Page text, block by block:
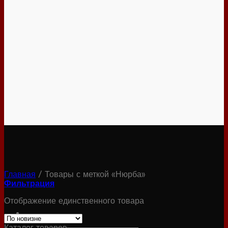
Главная / Товары с меткой «Нюрба»
Фильтрация
Отображение единственного товара